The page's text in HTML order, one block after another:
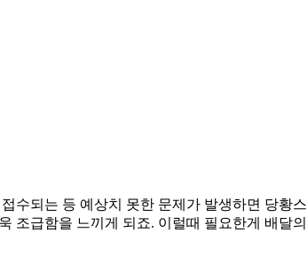
수되는 등 예상치 못한 문제가 발생하면 당황스
조급함을 느끼게 되죠. 이럴때 필요한게 배달의